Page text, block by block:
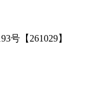
号【261029】